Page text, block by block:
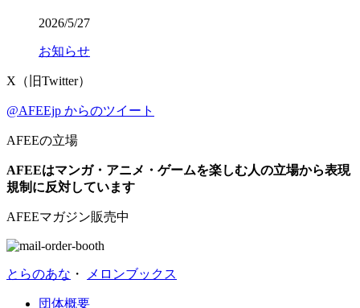
2026/5/27
お知らせ
X（旧Twitter）
@AFEEjp からのツイート
AFEEの立場
AFEEはマンガ・アニメ・ゲームを楽しむ人の立場から表現
規制に反対しています
AFEEマガジン販売中
とらのあな ・ メロンブックス
団体概要